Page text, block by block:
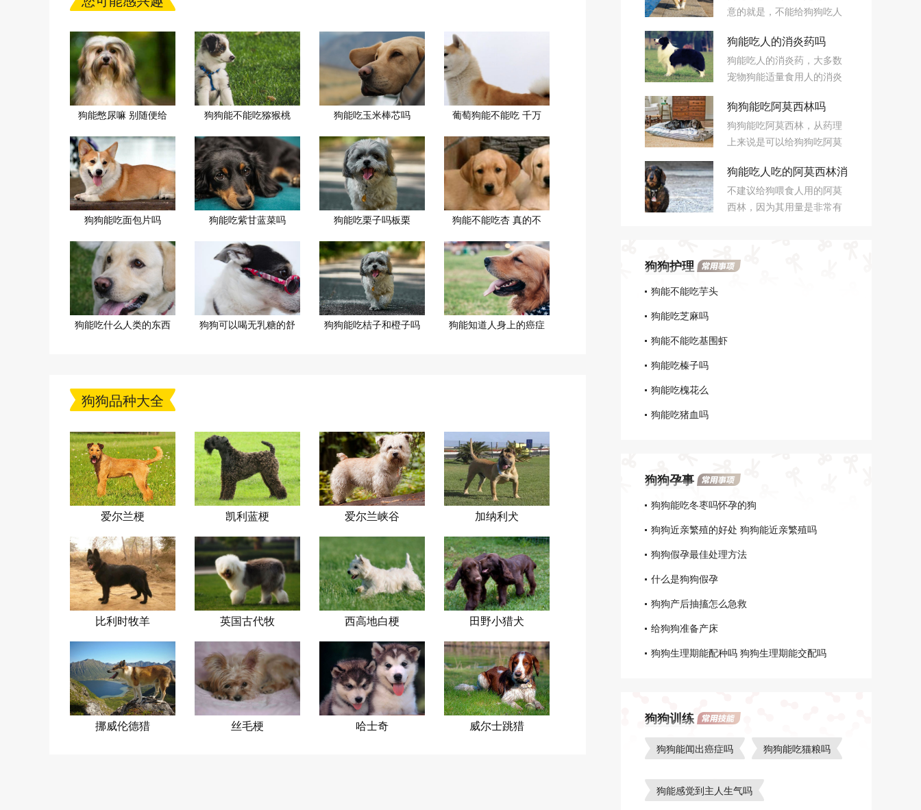
狗能憋尿嘛 别随便给 狗狗能不能吃猕猴桃 狗能吃玉米棒芯吗 葡萄狗能不能吃 千万
狗狗能吃面包片吗 狗能吃紫甘蓝菜吗 狗能吃栗子吗板栗 狗能不能吃杏 真的不
狗能吃什么人类的东西 狗狗可以喝无乳糖的舒 狗狗能吃桔子和橙子吗 狗能知道人身上的癌症
狗狗品种大全
爱尔兰梗 凯利蓝梗
爱尔兰峡谷
加纳利犬
比利时牧羊
英国古代牧
西高地白梗 田野小猎犬
挪威伦德猎
丝毛梗 哈士奇
威尔士跳猎
病。
意的就是，不能给狗狗吃人
结构不一样，如果乱吃人的
感冒药，很有可能会导致狗
狗出现呕吐、腹泻等症状，
狗能吃人的消炎药吗
狗能吃人的消炎药，大多数
宠物狗能适量食用人的消炎
议适量喂食小儿消炎药即
可，平时一定要根据狗狗的
体型大小定量，千万不要大
狗狗能吃阿莫西林吗
狗狗能吃阿莫西林，从药理
上来说是可以给狗狗吃阿莫
狗没有太大问题的话最好尽
量不要吃，不然会产生一定
的副作用，要根据狗狗的体
五天。
狗能吃人吃的阿莫西林消
炎吗
不建议给狗喂食人用的阿莫
西林，因为其用量是非常有
狗服用过量阿莫西林后，情
狗狗护理
狗能不能吃芋头
狗能吃芝麻吗
狗能不能吃基围虾
狗能吃榛子吗
狗能吃槐花么
狗能吃猪血吗
狗狗孕事
狗狗能吃冬枣吗怀孕的狗
狗狗近亲繁殖的好处 狗狗能近亲繁殖吗
狗狗假孕最佳处理方法
什么是狗狗假孕
狗狗产后抽搐怎么急救
给狗狗准备产床
狗狗生理期能配种吗 狗狗生理期能交配吗
狗狗训练
狗狗能闻出癌症吗 狗狗能吃猫粮吗
狗能感觉到主人生气吗